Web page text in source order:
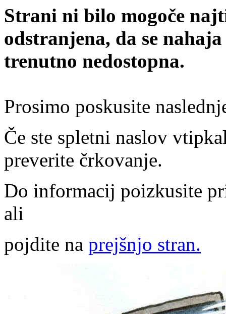
Strani ni bilo mogoče
odstranjena, da se
trenutno nedostopna.
Prosimo poskusite
Če ste spletni naslov
preverite črkovanje.
Do informacij poizkusite
ali
pojdite na prejšnjo stran.